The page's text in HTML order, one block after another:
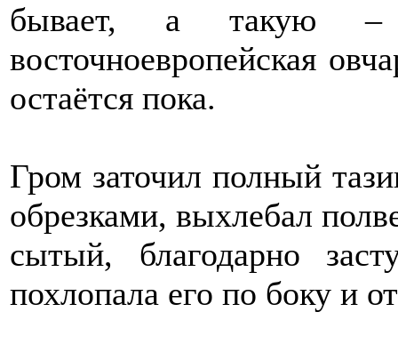
бывает, а такую
восточноевропейская
остаётся пока.
Гром заточил полный
обрезками, выхлебал
сытый, благодарно
похлопала его по боку и